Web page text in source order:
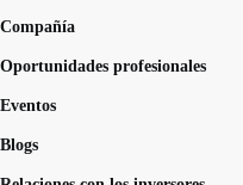
Compañía
Oportunidades profesionales
Eventos
Blogs